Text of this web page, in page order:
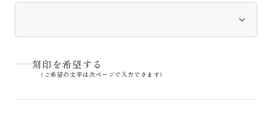
刻印を希望する
（ご希望の文字は次ページで入力できます）